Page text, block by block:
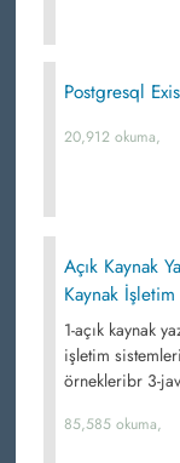
Postgresql
20,912 okuma,
Açık Kaynak
Kaynak
1-açık kaynak
işletim
örnekleribr 3-
85,585 okuma,